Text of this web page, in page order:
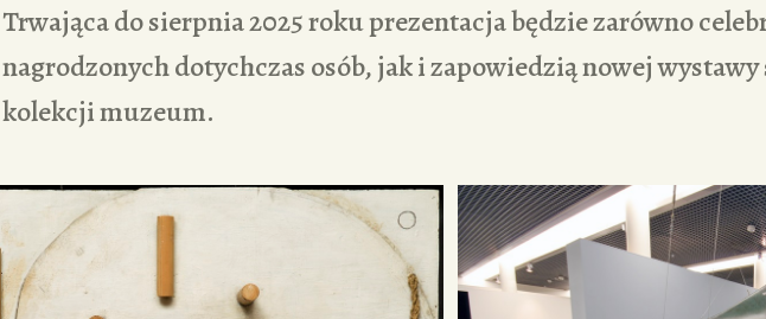
Trwająca do sierpnia 2025 roku prezentacja będzie zarówno
nagrodzonych dotychczas osób, jak i zapowiedzią nowej wystawy
kolekcji muzeum.